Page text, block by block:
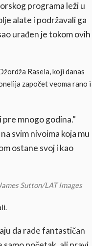
programa leži u
alate i podržavali ga
urađen je tokom ovih
Rasela, koji danas
započet veoma rano i
mnogo godina.”
svim nivoima koja mu
ostane svoj i kao
Sutton/LAT Images
da rade fantastičan